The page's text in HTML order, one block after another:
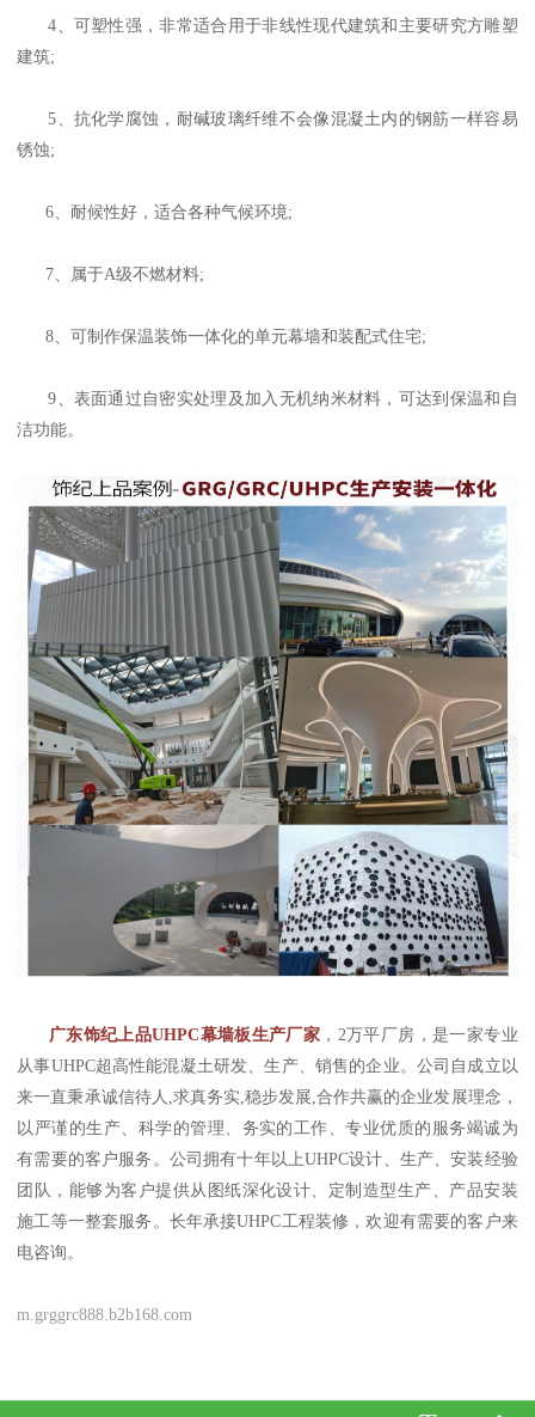
4、可塑性强，非常适合用于非线性现代建筑和主要研究方雕塑
建筑;
5、抗化学腐蚀，耐碱玻璃纤维不会像混凝土内的钢筋一样容易
锈蚀;
6、耐候性好，适合各种气候环境;
7、属于A级不燃材料;
8、可制作保温装饰一体化的单元幕墙和装配式住宅;
9、表面通过自密实处理及加入无机纳米材料，可达到保温和自
洁功能。
广东饰纪上品UHPC幕墙板生产厂家 ，2万平厂房，是一家专业
从事UHPC超高性能混凝土研发、生产、销售的企业。公司自成立以
来一直秉承诚信待人,求真务实,稳步发展,合作共赢的企业发展理念，
以严谨的生产、科学的管理、务实的工作、专业优质的服务竭诚为
有需要的客户服务。公司拥有十年以上UHPC设计、生产、安装经验
团队，能够为客户提供从图纸深化设计、定制造型生产、产品安装
施工等一整套服务。长年承接UHPC工程装修，欢迎有需要的客户来
电咨询。
m.grggrc888.b2b168.com